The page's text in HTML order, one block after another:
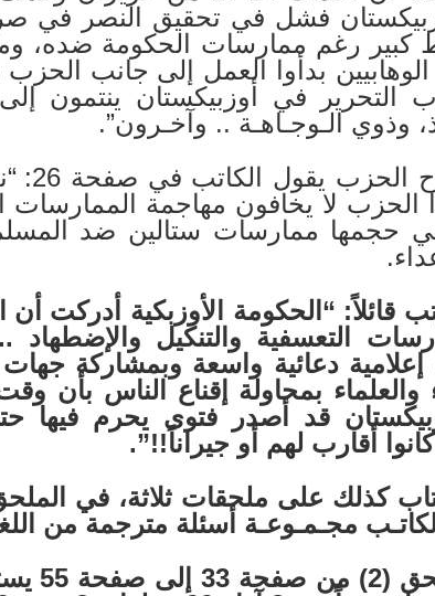
فشل في تحقيق النصر في
كبير رغم ممارسات الحكومة ضده،
الوهابيين بدأوا العمل إلى جانب
التحرير في أوزبيكستان ينتمون
وذوي الـوجـاهـة .. وآخـرون”.
وعن
لا يخافون مهاجمة الممارسات
حجمها ممارسات ستالين ضد
قائلاً: “الحكومة الأوزبكية أدركت أن
التعسفية والتنكيل والإضطهاد
دعائية واسعة وبمشاركة جهات
والعلماء بمحاولة إقناع الناس بأن
قد أصدر فتوى يحرم فيها
أقارب لهم أو جيراناً!!”.
مجـمـوعـة أسئلة مترجمة من
33